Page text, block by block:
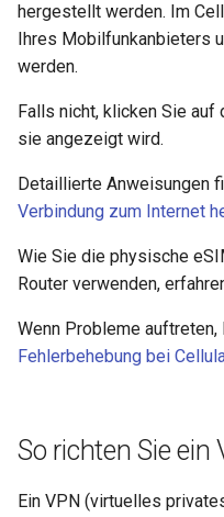
hergestellt werden. Im
Ihres Mobilfunkanbieters
werden.
Falls nicht, klicken Sie auf
sie angezeigt wird.
Detaillierte Anweisungen
Verbindung zum Internet
Wie Sie die physische
Router verwenden,
Wenn Probleme
Fehlerbehebung bei
So richten Sie ein
Ein VPN (virtuelles